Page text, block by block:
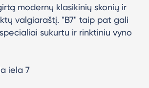
modernų klasikinių skonių ir
valgiaraštį. "B7" taip pat gali
sukurtu ir rinktiniu vyno
iela 7